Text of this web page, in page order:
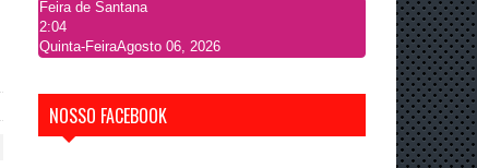
Feira de Santana
2:04
Quinta-FeiraAgosto 06, 2026
NOSSO FACEBOOK